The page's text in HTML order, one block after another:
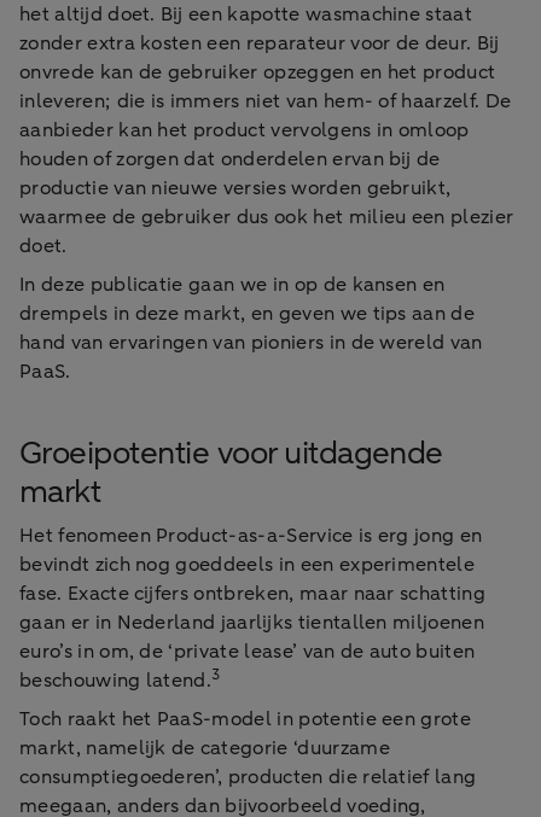
het altijd doet. Bij een kapotte wasmachine staat
zonder extra kosten een reparateur voor de deur. Bij
onvrede kan de gebruiker opzeggen en het product
inleveren; die is immers niet van hem- of haarzelf. De
aanbieder kan het product vervolgens in omloop
houden of zorgen dat onderdelen ervan bij de
productie van nieuwe versies worden gebruikt,
waarmee de gebruiker dus ook het milieu een plezier
doet.
In deze publicatie gaan we in op de kansen en
drempels in deze markt, en geven we tips aan de
hand van ervaringen van pioniers in de wereld van
PaaS.
Groeipotentie voor uitdagende
markt
Het fenomeen Product-as-a-Service is erg jong en
bevindt zich nog goeddeels in een experimentele
fase. Exacte cijfers ontbreken, maar naar schatting
gaan er in Nederland jaarlijks tientallen miljoenen
euro’s in om, de ‘private lease’ van de auto buiten
beschouwing latend.3
Toch raakt het PaaS-model in potentie een grote
markt, namelijk de categorie ‘duurzame
consumptiegoederen’, producten die relatief lang
meegaan, anders dan bijvoorbeeld voeding,